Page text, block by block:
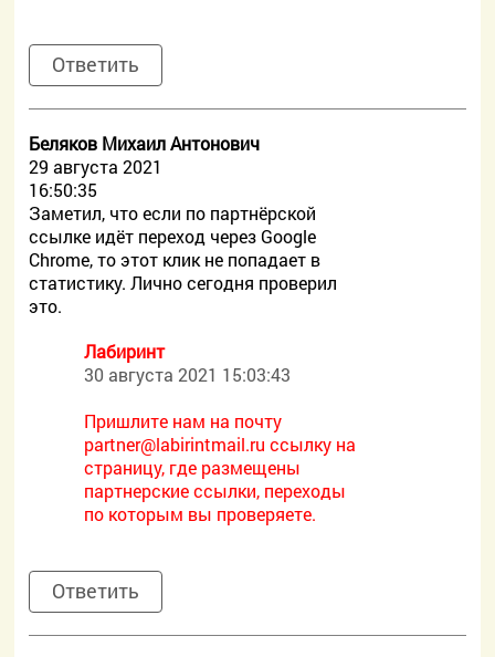
Ответить
Беляков Михаил Антонович
29 августа 2021
16:50:35
Заметил, что если по партнёрской
ссылке идёт переход через Google
Chrome, то этот клик не попадает в
статистику. Лично сегодня проверил
это.
Лабиринт
30 августа 2021 15:03:43
Пришлите нам на почту
partner@labirintmail.ru ссылку на
страницу, где размещены
партнерские ссылки, переходы
по которым вы проверяете.
Ответить